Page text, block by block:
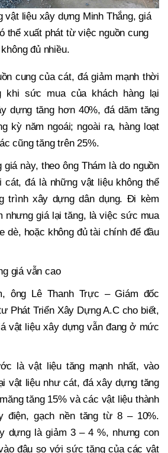
vật liệu xây dựng Minh Thắng, giá
thể xuất phát từ việc nguồn cung
không đủ nhiều.
cung của cát, đá giảm mạnh thời
khi sức mua của khách hàng lại
dựng tăng hơn 40%, đá dăm tăng
kỳ năm ngoái; ngoài ra, hàng loạt
cũng tăng trên 25%.
này, theo ông Thám là do nguồn
cát, đá là những vật liệu không thể
trình xây dựng dân dụng. Đi kèm
nhưng giá lại tăng, là việc sức mua
dè, hoặc không đủ tài chính để đầu
giá vẫn cao
ông Lê Thanh Trực – Giám đốc
Phát Triển Xây Dựng A.C cho biết,
vật liệu xây dựng vẫn đang ở mức
là vật liệu tăng mạnh nhất, vào
vật liệu như cát, đá xây dựng tăng
tăng 15% và các vật liệu thành
điện, gạch nền tăng từ 8 – 10%.
dựng là giảm 3 – 4 %, nhưng con
đâu so với sức tăng của các vật